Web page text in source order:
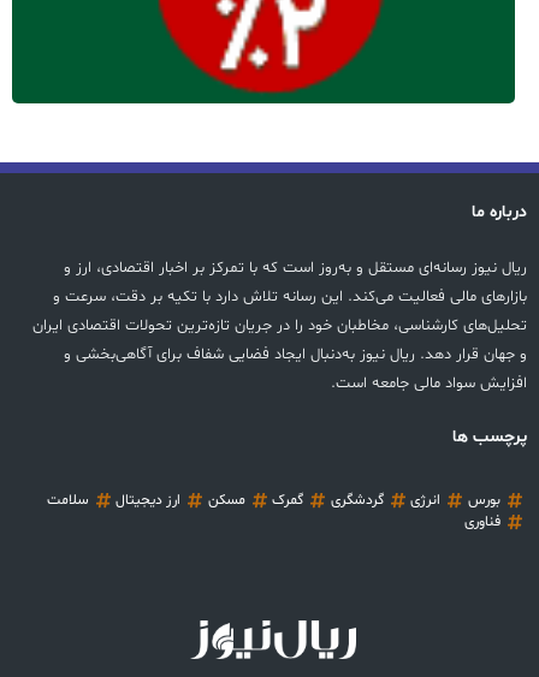
درباره ما
ریال نیوز رسانه‌ای مستقل و به‌روز است که با تمرکز بر اخبار اقتصادی، ارز و
بازارهای مالی فعالیت می‌کند. این رسانه تلاش دارد با تکیه بر دقت، سرعت و
تحلیل‌های کارشناسی، مخاطبان خود را در جریان تازه‌ترین تحولات اقتصادی ایران
و جهان قرار دهد. ریال نیوز به‌دنبال ایجاد فضایی شفاف برای آگاهی‌بخشی و
افزایش سواد مالی جامعه است.
پرچسب ها
بورس انرژی گردشگری گمرک مسکن ارز دیجیتال
سلامت
فناوری